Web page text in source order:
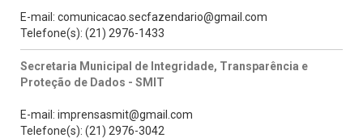
E-mail: comunicacao.secfazendario@gmail.com
Telefone(s): (21) 2976-1433
Secretaria Municipal de Integridade, Transparência e
Proteção de Dados - SMIT
E-mail: imprensasmit@gmail.com
Telefone(s): (21) 2976-3042